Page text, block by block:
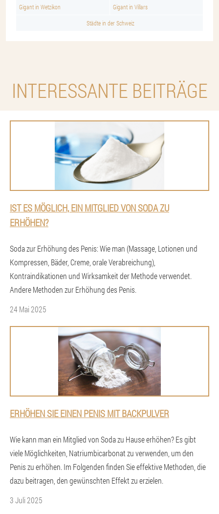
Gigant in Wetzikon Gigant in Villars
Städte in der Schweiz
INTERESSANTE BEITRÄGE
IST ES MÖGLICH, EIN MITGLIED VON SODA ZU
ERHÖHEN?
Soda zur Erhöhung des Penis: Wie man (Massage, Lotionen und
Kompressen, Bäder, Creme, orale Verabreichung),
Kontraindikationen und Wirksamkeit der Methode verwendet.
Andere Methoden zur Erhöhung des Penis.
24 Mai 2025
ERHÖHEN SIE EINEN PENIS MIT BACKPULVER
Wie kann man ein Mitglied von Soda zu Hause erhöhen? Es gibt
viele Möglichkeiten, Natriumbicarbonat zu verwenden, um den
Penis zu erhöhen. Im Folgenden finden Sie effektive Methoden, die
dazu beitragen, den gewünschten Effekt zu erzielen.
3 Juli 2025